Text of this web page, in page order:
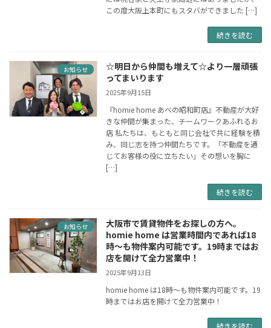
この度大阪上本町にもスタバができました […]
続きを読む
お知らせ
☆明日から仲間も増えて☆より一層頑張
ってまいります
2025年9月15日
『homie home あべの昭和町店』不動産が大好
きな仲間が集まった、チームワークあふれるお
店 私たちは、もともと同じ会社で共に経験を積
み、同じ志を持つ仲間たちです。「不動産を通
じてお客様の役に立ちたい」その想いを胸に
[…]
続きを読む
お知らせ
大阪市で賃貸物件をお探しの方へ。
homie home は営業時間内であれば18
時～も物件案内可能です。19時まではお
店を開けて全力営業中！
2025年9月13日
homie home は18時～も物件案内可能です。19
時まではお店を開けて全力営業中！
続きを読む